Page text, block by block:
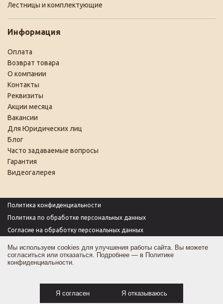
Лестницы и комплектующие
Информация
Оплата
Возврат товара
О компании
Контакты
Реквизиты
Акции месяца
Вакансии
Для Юридических лиц
Блог
Часто задаваемые вопросы
Гарантия
Видеогалерея
Политика конфиденциальности
Политика по обработке персональных данных
Согласие на обработку персональных данных
Согласие на получение рекламы
Оферта
Мы используем cookies для улучшения работы сайта. Вы можете
согласиться или отказаться. Подробнее — в Политике
конфиденциальности.
Я согласен Я отказываюсь